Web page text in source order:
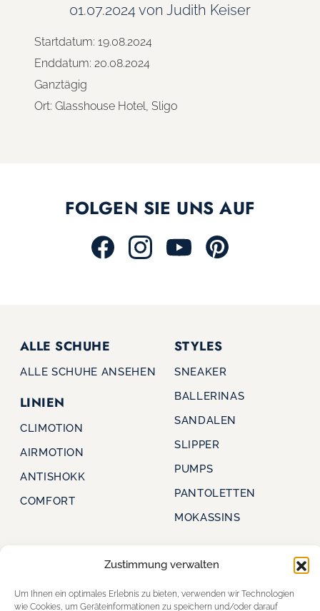
Zustimmung verwalten
Um Ihnen ein optimales Erlebnis zu bieten, verwenden wir Technologien
wie Cookies, um Geräteinformationen zu speichern und/oder darauf
01.07.2024 von Judith Keiser
Startdatum: 19.08.2024
Enddatum: 20.08.2024
Ganztägig
Ort: Glasshouse Hotel, Sligo
FOLGEN SIE UNS AUF
ALLE SCHUHE
ALLE SCHUHE ANSEHEN
LINIEN
CLIMOTION
AIRMOTION
ANTISHOKK
COMFORT
STYLES
SNEAKER
BALLERINAS
SANDALEN
SLIPPER
PUMPS
PANTOLETTEN
MOKASSINS
STARTSEITE
FÜR HÄNDLER
FÜR HÄNDLER